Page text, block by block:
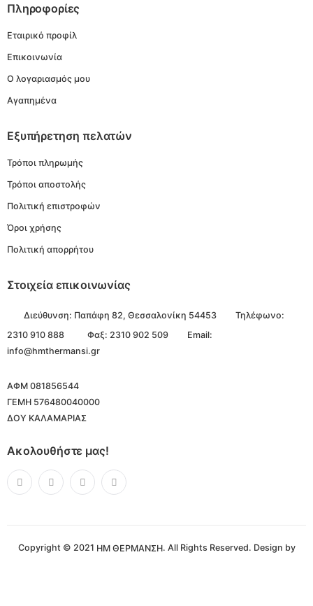
Πληροφορίες
Εταιρικό προφίλ
Επικοινωνία
Ο λογαριασμός μου
Αγαπημένα
Εξυπήρετηση πελατών
Τρόποι πληρωμής
Τρόποι αποστολής
Πολιτική επιστροφών
Όροι χρήσης
Πολιτική απορρήτου
Στοιχεία επικοινωνίας
Διεύθυνση: Παπάφη 82, Θεσσαλονίκη 54453
Τηλέφωνο:
2310 910 888
Φαξ: 2310 902 509
Email:
info@hmthermansi.gr
ΑΦΜ 081856544
ΓΕΜΗ 576480040000
ΔΟΥ ΚΑΛΑΜΑΡΙΑΣ
Ακολουθήστε μας!
Copyright © 2021 ΗΜ ΘΕΡΜΑΝΣΗ. All Rights Reserved. Design by